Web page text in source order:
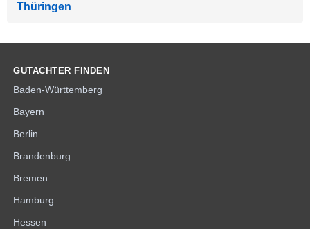
Thüringen
GUTACHTER FINDEN
Baden-Württemberg
Bayern
Berlin
Brandenburg
Bremen
Hamburg
Hessen